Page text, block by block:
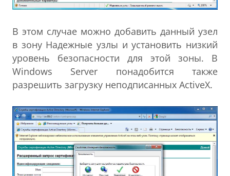
В этом случае можно добавить данный узел
в зону Надежные узлы и установить низкий
уровень безопасности для этой зоны. В
Windows Server понадобится также
разрешить загрузку неподписанных ActiveX.